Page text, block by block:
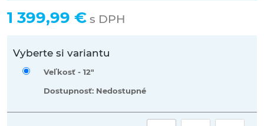
1 399,99 € s DPH
Vyberte si variantu
Veľkosť - 12"
Dostupnosť: Nedostupné